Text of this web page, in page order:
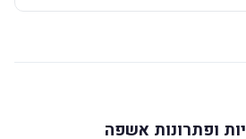
ופתרונות אשפה